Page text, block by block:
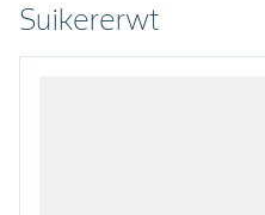
Suikererwt